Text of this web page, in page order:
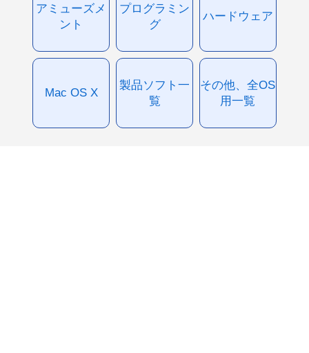
アミューズメ
ント
プログラミン
グ
ハードウェア
Mac OS X
製品ソフト一
覧
その他、全OS
用一覧